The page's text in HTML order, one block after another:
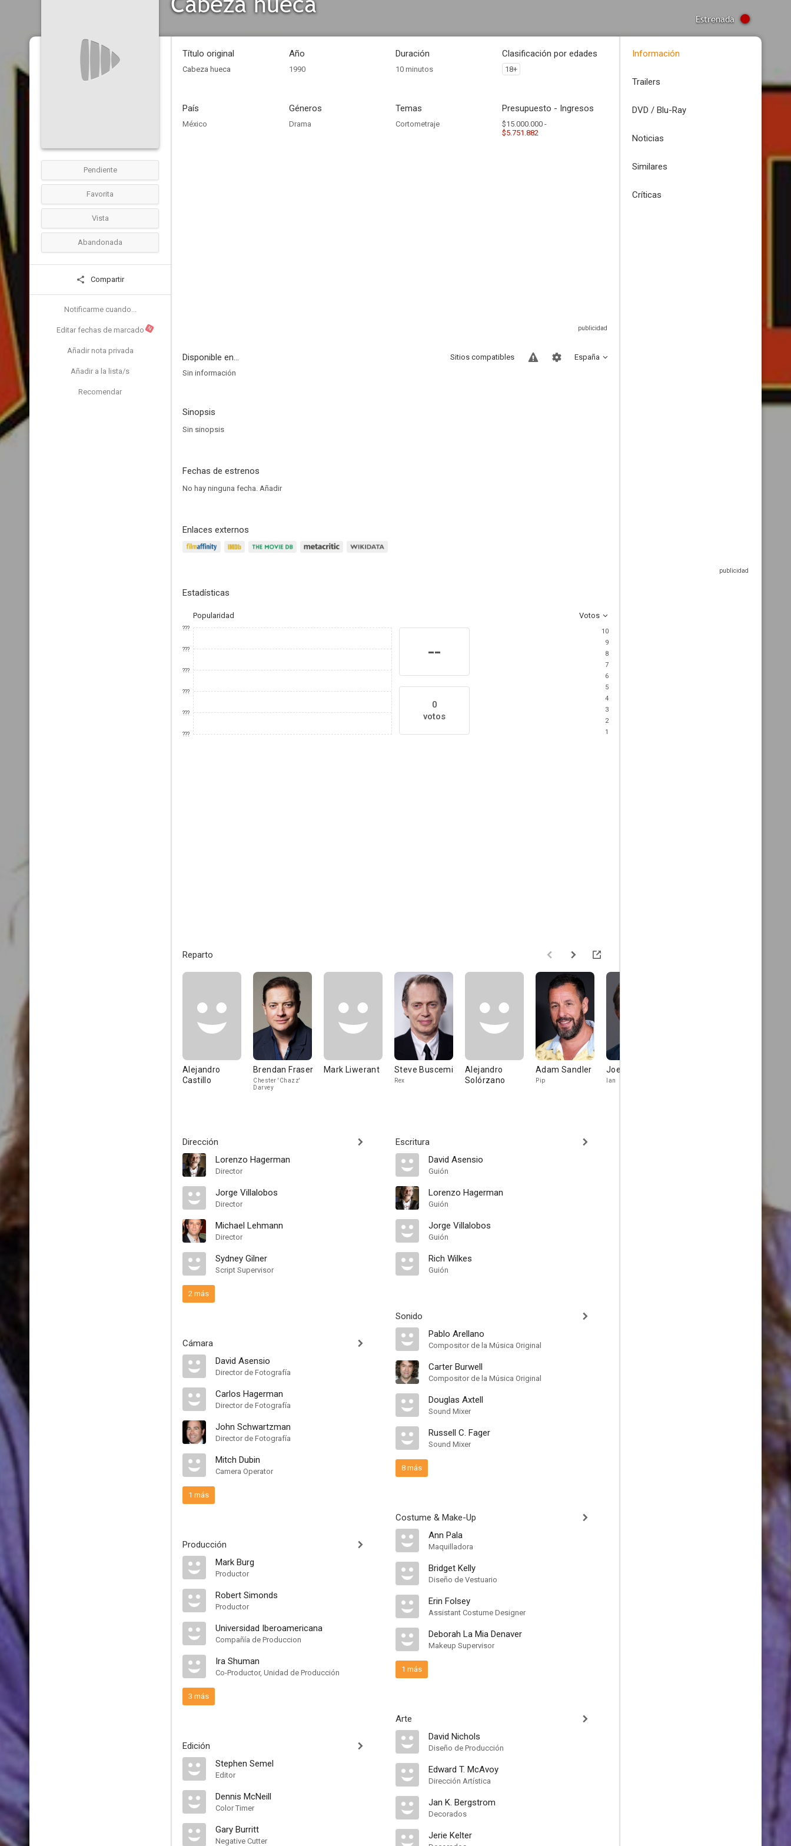
Estrenada
Pendiente
Favorita
Vista
Abandonada
Compartir
Notificarme cuando...
Editar fechas de marcado N
Añadir nota privada
Añadir a la lista/s
Recomendar
Título original
Cabeza hueca
Año
1990
Duración
10 minutos
Clasificación por edades
18+
País
México
Géneros
Drama
Temas
Cortometraje
Presupuesto - Ingresos
$15.000.000 -
$5.751.882
Disponible en... España
Sitios compatibles
Sin información
Sinopsis
Sin sinopsis
Fechas de estrenos
No hay ninguna fecha. Añadir
Enlaces externos
Estadísticas
Popularidad Votos
???
???
???
???
???
???
--
0
votos
10
9
8
7
6
5
4
3
2
1
Reparto
Alejandro
Castillo
Brendan Fraser
Chester 'Chazz'
Darvey
Mark Liwerant Steve Buscemi
Rex
Alejandro
Solórzano
Adam Sandler
Pip
Joe Mantegna
Ian
Dirección
Lorenzo Hagerman
Director
Jorge Villalobos
Director
Michael Lehmann
Director
Sydney Gilner
Script Supervisor
2 más
Cámara
David Asensio
Director de Fotografía
Carlos Hagerman
Director de Fotografía
John Schwartzman
Director de Fotografía
Mitch Dubin
Camera Operator
1 más
Producción
Mark Burg
Productor
Robert Simonds
Productor
Universidad Iberoamericana
Compañía de Produccion
Ira Shuman
Co-Productor, Unidad de Producción
3 más
Edición
Stephen Semel
Editor
Dennis McNeill
Color Timer
Gary Burritt
Negative Cutter
Escritura
David Asensio
Guión
Lorenzo Hagerman
Guión
Jorge Villalobos
Guión
Rich Wilkes
Guión
Sonido
Pablo Arellano
Compositor de la Música Original
Carter Burwell
Compositor de la Música Original
Douglas Axtell
Sound Mixer
Russell C. Fager
Sound Mixer
8 más
Costume & Make-Up
Ann Pala
Maquilladora
Bridget Kelly
Diseño de Vestuario
Erin Folsey
Assistant Costume Designer
Deborah La Mia Denaver
Makeup Supervisor
1 más
Arte
David Nichols
Diseño de Producción
Edward T. McAvoy
Dirección Artística
Jan K. Bergstrom
Decorados
Jerie Kelter
Información
Trailers
DVD / Blu-Ray
Noticias
Similares
Críticas